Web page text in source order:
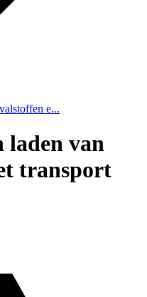
e...
laden van
transport